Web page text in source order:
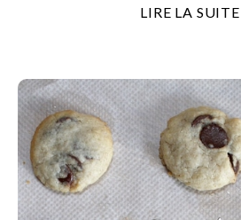
LIRE LA SUITE